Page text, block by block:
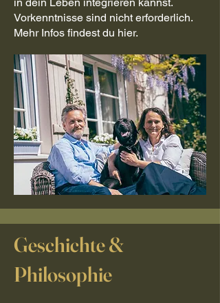
Vorkenntnisse sind nicht erforderlich.
Mehr Infos findest du hier.
Geschichte &
Philosophie